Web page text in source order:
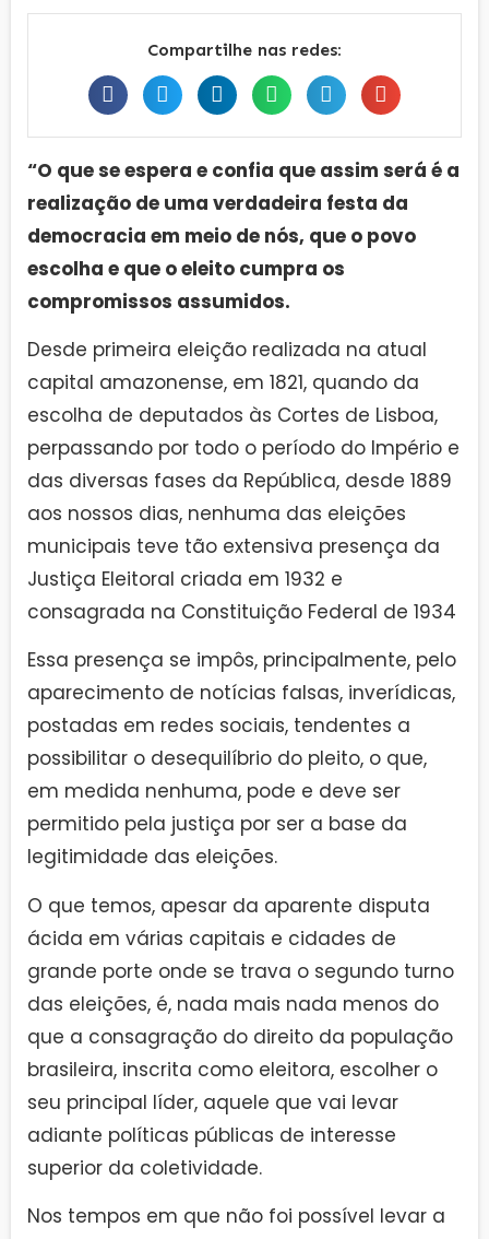
Compartilhe nas redes:
“O que se espera e confia que assim será é a
realização de uma verdadeira festa da
democracia em meio de nós, que o povo
escolha e que o eleito cumpra os
compromissos assumidos.
Desde primeira eleição realizada na atual
capital amazonense, em 1821, quando da
escolha de deputados às Cortes de Lisboa,
perpassando por todo o período do Império e
das diversas fases da República, desde 1889
aos nossos dias, nenhuma das eleições
municipais teve tão extensiva presença da
Justiça Eleitoral criada em 1932 e
consagrada na Constituição Federal de 1934
Essa presença se impôs, principalmente, pelo
aparecimento de notícias falsas, inverídicas,
postadas em redes sociais, tendentes a
possibilitar o desequilíbrio do pleito, o que,
em medida nenhuma, pode e deve ser
permitido pela justiça por ser a base da
legitimidade das eleições.
O que temos, apesar da aparente disputa
ácida em várias capitais e cidades de
grande porte onde se trava o segundo turno
das eleições, é, nada mais nada menos do
que a consagração do direito da população
brasileira, inscrita como eleitora, escolher o
seu principal líder, aquele que vai levar
adiante políticas públicas de interesse
superior da coletividade.
Nos tempos em que não foi possível levar a